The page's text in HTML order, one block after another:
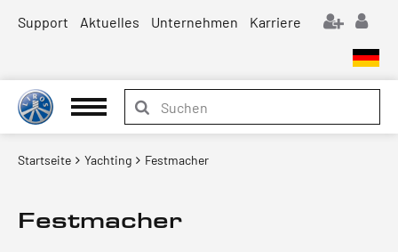
Support Aktuelles Unternehmen Karriere
Startseite Yachting Festmacher
Festmacher